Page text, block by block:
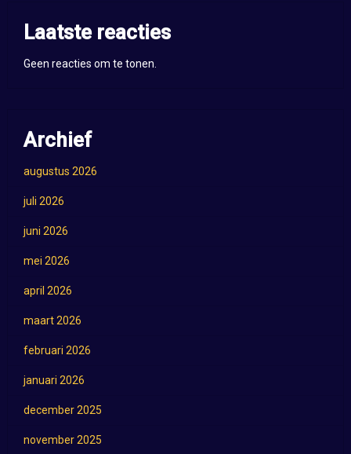
Laatste reacties
Geen reacties om te tonen.
Archief
augustus 2026
juli 2026
juni 2026
mei 2026
april 2026
maart 2026
februari 2026
januari 2026
december 2025
november 2025